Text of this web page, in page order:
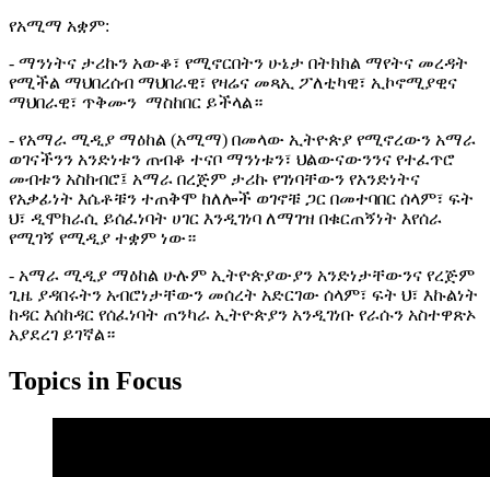
የአሚማ አቋም:
- ማንነትና ታሪኩን አውቆ፣ የሚኖርበትን ሁኔታ በትክክል ማየትና መረዳት
የሚችል ማህበረሰብ ማህበራዊ፣ የዛሬና መጻኢ ፖለቲካዊ፣ ኢኮኖሚያዊና
ማህበራዊ፣ ጥቅሙን ማስከበር ይችላል።
- የአማራ ሚዲያ ማዕከል (አሚማ) በመላው ኢትዮጵያ የሚኖረውን አማራ
ወገናችንን አንድነቱን ጠብቆ ተናቦ ማንነቱን፣ ህልውናውንንና የተፈጥሮ
መብቱን አስከብሮ፤ አማራ በረጅም ታሪኩ የገነባቸውን የአንድነትና
የአቃፊነት እሴቶቹን ተጠቅሞ ከለሎች ወገኖቹ ጋር በመተባበር ሰላም፣ ፍት
ህ፣ ዲሞክራሲ ይሰፈነባት ሀገር እንዲገነባ ለማገዝ በቁርጠኝነት እየሰራ
የሚገኝ የሚዲያ ተቋም ነው።
- አማራ ሚዲያ ማዕከል ሁሉም ኢትዮጵያውያን አንድነታቸውንና የረጅም
ጊዜ ያዳበሩትን አብሮነታቸውን መሰረት አድርገው ሰላም፣ ፍት ህ፣ እኩልነት
ከዳር እሰከዳር የሰፈነባት ጠንካራ ኢትዮጵያን አንዲገነቡ የራሱን አስተዋጽኦ
አያደረገ ይገኛል።
Topics in Focus